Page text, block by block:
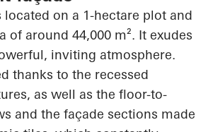
on a 1-hectare plot and
of around 44,000 m². It exudes
inviting atmosphere.
thanks to the recessed
as well as the floor-to-
and the façade sections made